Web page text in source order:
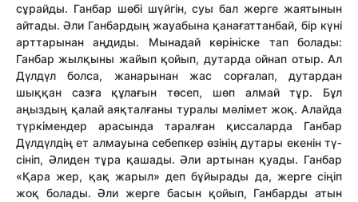
сұрайды. Ганбар шөбі шүй­гін, суы бал жерге жаятынын
ай­тады. Әли Ганбардың жауа­бы­на қанағаттанбай, бір күні
арт­тарынан аңдиды. Мынадай кө­рі­ніс­ке тап болады:
Ганбар жыл­­қыны жайып қойып, дутарда ой­нап отыр. Ал
Дүлдүл болса, жа­нарынан жас сорғалап, дутар­дан
шыққан сазға құлағын төсеп, шөп алмай тұр. Бұл
аңыздың қа­лай аяқталғаны туралы мәлімет жоқ. Алайда
түркімендер ара­сын­да таралған қиссаларда Ган­бар
Дүлдүлдің ет алмауына се­беп­кер өзінің дутары екенін тү­
сі­ніп, Әлиден тұра қашады. Әли артынан қуады. Ганбар
«Қа­ра жер, қақ жарыл» деп бұйырады да, жерге сіңіп
жоқ болады. Әли жерге басын қойып, Ганбарды атын